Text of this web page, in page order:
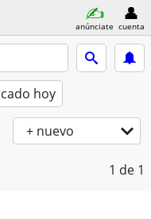
anúnciate cuenta
hoy
+ nuevo
1 de 1